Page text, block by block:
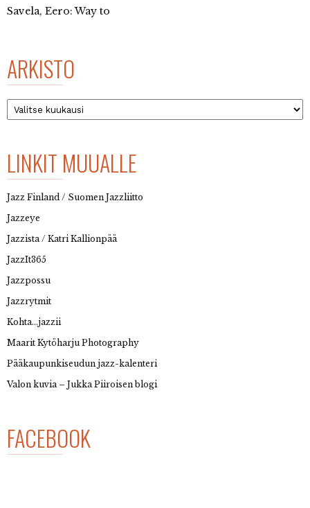
Savela, Eero: Way to
ARKISTO
Arkisto
LINKIT MUUALLE
Jazz Finland / Suomen Jazzliitto
Jazzeye
Jazzista / Katri Kallionpää
JazzIt365
Jazzpossu
Jazzrytmit
Kohta…jazzii
Maarit Kytöharju Photography
Pääkaupunkiseudun jazz-kalenteri
Valon kuvia – Jukka Piiroisen blogi
FACEBOOK